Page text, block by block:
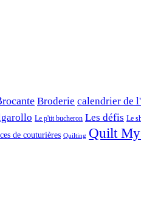
Broderie calendrier de
Le p'tit bucheron Les défis Le
de couturières Quilting Quilt